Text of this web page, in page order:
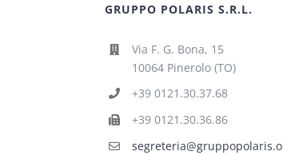
GRUPPO POLARIS S.R.L.
Via F. G. Bona, 15
10064 Pinerolo (TO)
+39 0121.30.37.68
+39 0121.30.36.86